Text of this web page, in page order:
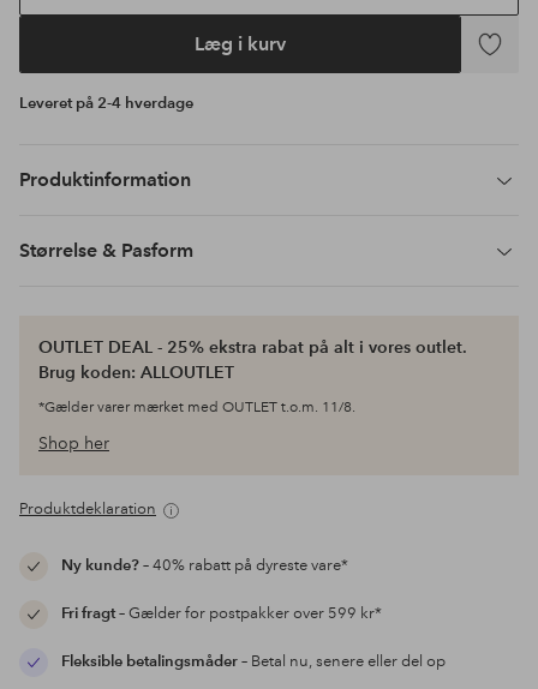
Læg i kurv
Tilføj
Leveret på 2-4 hverdage
Produktinformation
Størrelse & Pasform
OUTLET DEAL - 25% ekstra rabat på alt i vores outlet.
Brug koden: ALLOUTLET
*Gælder varer mærket med OUTLET t.o.m. 11/8.
Shop her
Produktdeklaration
Ny kunde?– 40% rabatt på dyreste vare*
Fri fragt– Gælder for postpakker over 599 kr*
Fleksible betalingsmåder– Betal nu, senere eller del op